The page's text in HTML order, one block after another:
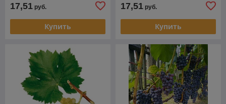
17,51 руб.
Купить
17,51 руб.
Купить